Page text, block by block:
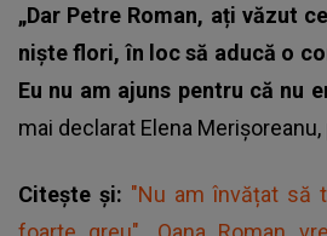
„Dar Petre Roman, ați văzut
niște flori, în loc să aducă o
Eu nu am ajuns pentru că nu
mai declarat Elena
Citește și: "Nu am învățat să